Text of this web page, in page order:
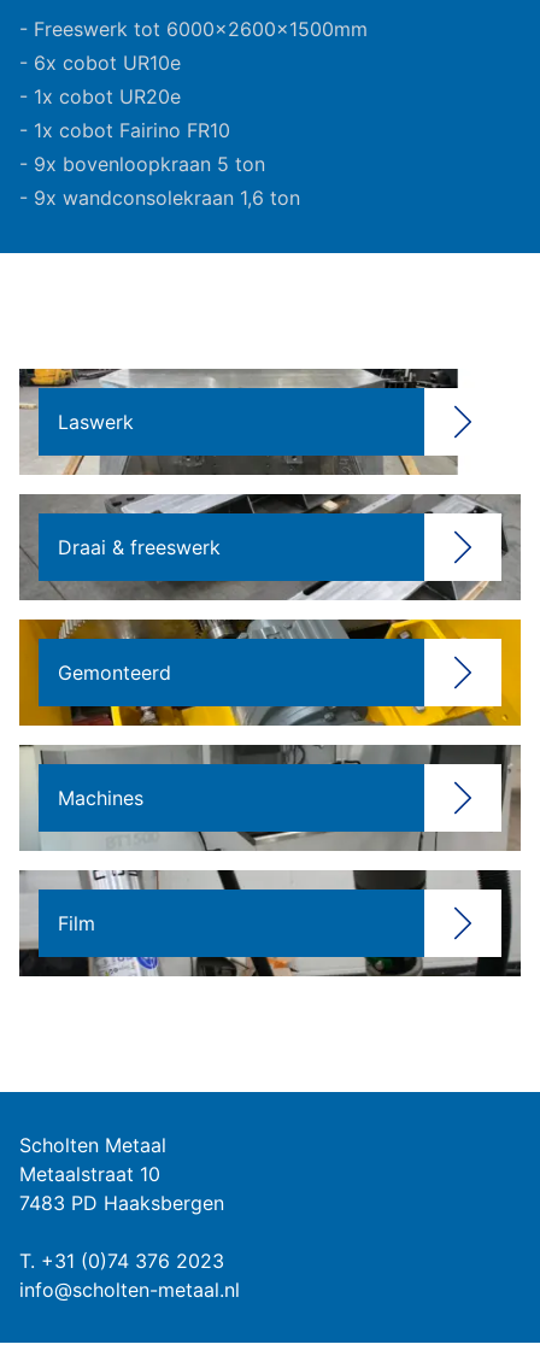
- Freeswerk tot 6000x2600x1500mm
- 6x cobot UR10e
- 1x cobot UR20e
- 1x cobot Fairino FR10
- 9x bovenloopkraan 5 ton
- 9x wandconsolekraan 1,6 ton
Laswerk
Draai & freeswerk
Gemonteerd
Machines
Film
Scholten Metaal
Metaalstraat 10
7483 PD Haaksbergen
T. +31 (0)74 376 2023
info@scholten-metaal.nl